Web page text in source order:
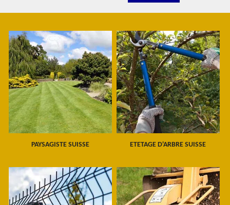
PAYSAGISTE SUISSE ETETAGE D'ARBRE SUISSE